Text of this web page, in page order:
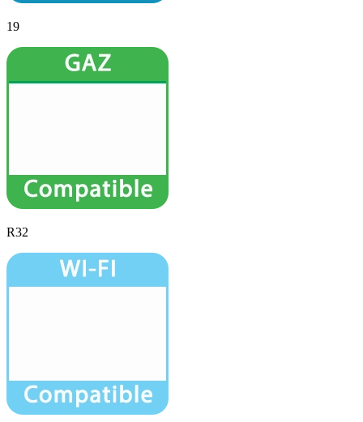
19
R32